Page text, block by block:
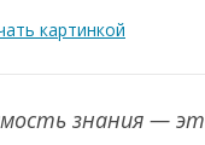
картинкой
знания —